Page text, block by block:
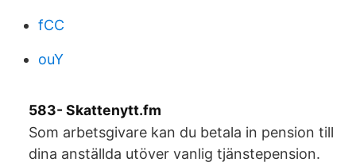
fCC
ouY
583- Skattenytt.fm
Som arbetsgivare kan du betala in pension till
dina anställda utöver vanlig tjänstepension.